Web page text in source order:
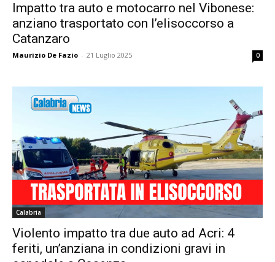
Impatto tra auto e motocarro nel Vibonese:
anziano trasportato con l’elisoccorso a
Catanzaro
Maurizio De Fazio - 21 Luglio 2025 0
Calabria
Violento impatto tra due auto ad Acri: 4
feriti, un’anziana in condizioni gravi in